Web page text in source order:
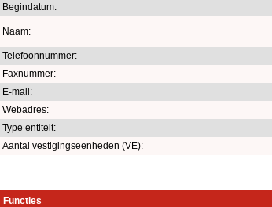
Begindatum:
Naam:
Telefoonnummer:
Faxnummer:
E-mail:
Webadres:
Type entiteit:
Aantal vestigingseenheden (VE):
Functies